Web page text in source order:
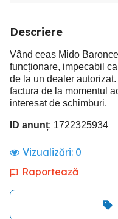
Descriere
Vând ceas Mido
funcționare, impecabil
de la un dealer
factura de la momentul
interesat de schimburi.
ID anunț: 1722325934
Vizualizări: 0
Raportează